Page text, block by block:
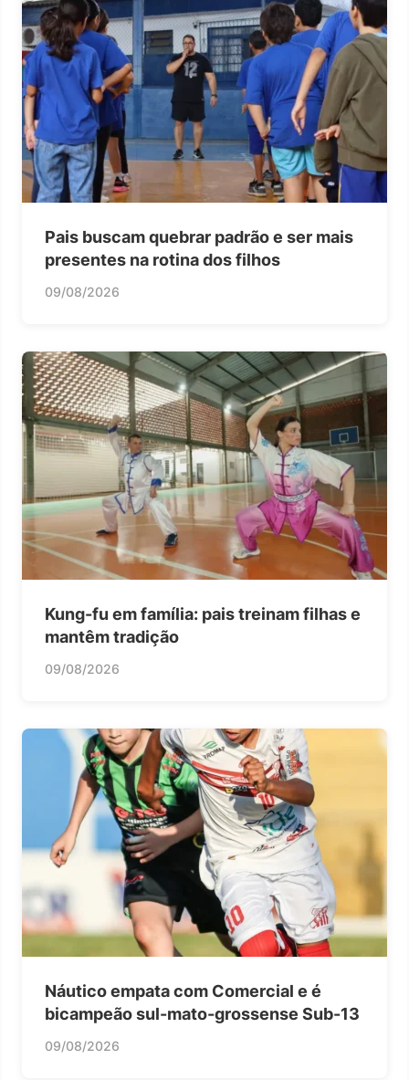
Pais buscam quebrar padrão e ser mais
presentes na rotina dos filhos
09/08/2026
Kung-fu em família: pais treinam filhas e
mantêm tradição
09/08/2026
Náutico empata com Comercial e é
bicampeão sul-mato-grossense Sub-13
09/08/2026